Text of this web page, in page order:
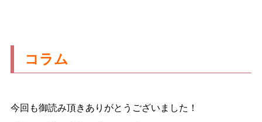
コラム
今回も御読み頂きありがとうございました！